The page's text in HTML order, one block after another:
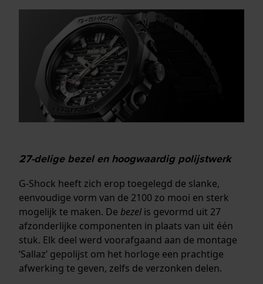
27-delige bezel en hoogwaardig polijstwerk
G-Shock heeft zich erop toegelegd de slanke,
eenvoudige vorm van de 2100 zo mooi en sterk
mogelijk te maken. De bezel is gevormd uit 27
afzonderlijke componenten in plaats van uit één
stuk. Elk deel werd voorafgaand aan de montage
‘Sallaz’ gepolijst om het horloge een prachtige
afwerking te geven, zelfs de verzonken delen.